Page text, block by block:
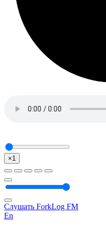
×1
Слушать ForkLog FM
En